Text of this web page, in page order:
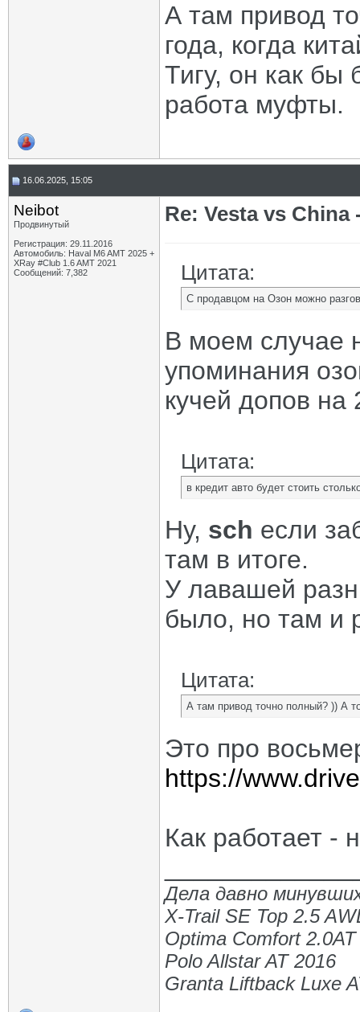
А там привод
года, когда
Тигу, он как
работа муфты.
16.06.2025, 15:05
Neibot
Продвинутый
Регистрация: 29.11.2016
Автомобиль: Haval M6 AMT 2025 +
XRay #Club 1.6 AMT 2021
Сообщений: 7,382
Re: Vesta vs China
Цитата:
С продавцом на Озон можно
В моем случае
упоминания
кучей допов на
Цитата:
в кредит авто будет стоить
Ну, sch если
там в итоге.
У лавашей
было, но там и
Цитата:
А там привод точно полный? )) А
Это про
https://
Как работает -
Дела давно
X-Trail SE Top 2.5
Optima Comfort
Polo Allstar AT 2016
Granta Liftback Luxe